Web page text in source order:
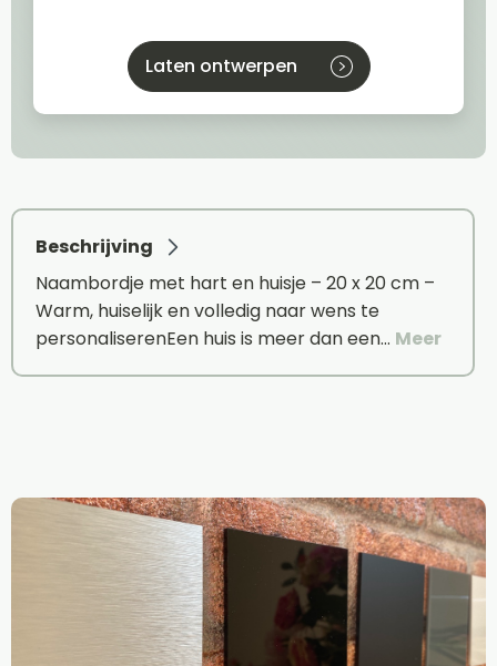
Laten ontwerpen
Beschrijving
Naambordje met hart en huisje – 20 x 20 cm –
Warm, huiselijk en volledig naar wens te
personaliserenEen huis is meer dan een… Meer